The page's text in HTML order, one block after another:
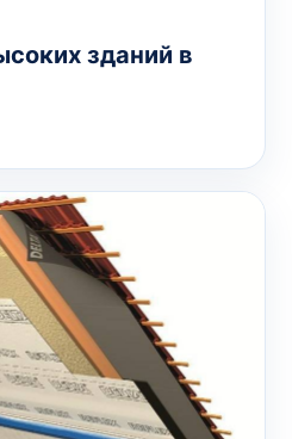
зданий в